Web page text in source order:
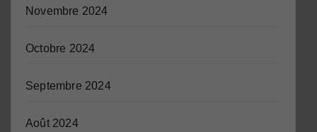
Novembre 2024
Octobre 2024
Septembre 2024
Août 2024